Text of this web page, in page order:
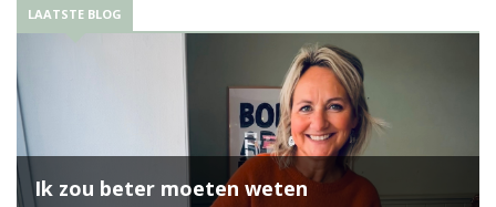
LAATSTE BLOG
Ik zou beter moeten weten